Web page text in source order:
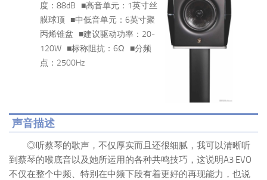
度：88dB ■高音单元：1英寸丝
膜球顶 ■中低音单元：6英寸聚
丙烯锥盆 ■建议驱动功率：20-
120W ■标称阻抗：6Ω ■分频
点：2500Hz
声音描述
◎听蔡琴的歌声，不仅厚实而且还很细腻，我可以清晰听
到蔡琴的喉底音以及她所运用的各种共鸣技巧，这说明A3 EVO
不仅在整个中频、特别在中频下段有着更好的再现能力，也说